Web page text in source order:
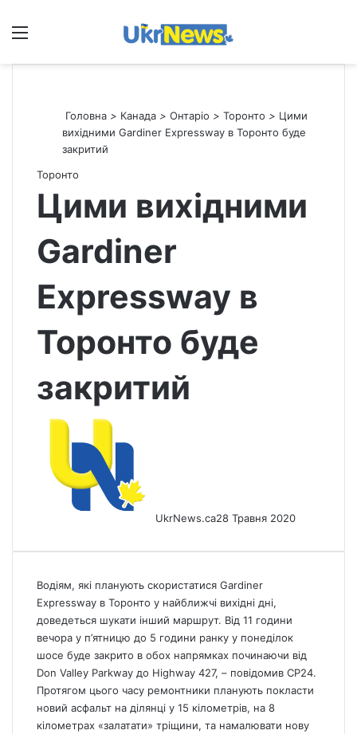
Меню
Головна > Канада > Онтаріо > Торонто > Цими
вихідними Gardiner Expressway в Торонто буде
закритий
Торонто
Цими вихідними
Gardiner
Expressway в
Торонто буде
закритий
UkrNews.ca28 Травня 2020
Водіям, які планують скористатися Gardiner
Expressway в Торонто у найближчі вихідні дні,
доведеться шукати інший маршрут. Від 11 години
вечора у п’ятницю до 5 години ранку у понеділок
шосе буде закрито в обох напрямках починаючи від
Don Valley Parkway до Highway 427, – повідомив СP24.
Протягом цього часу ремонтники планують покласти
новий асфальт на ділянці у 15 кілометрів, на 8
кілометрах «залатати» тріщини, та намалювати нову